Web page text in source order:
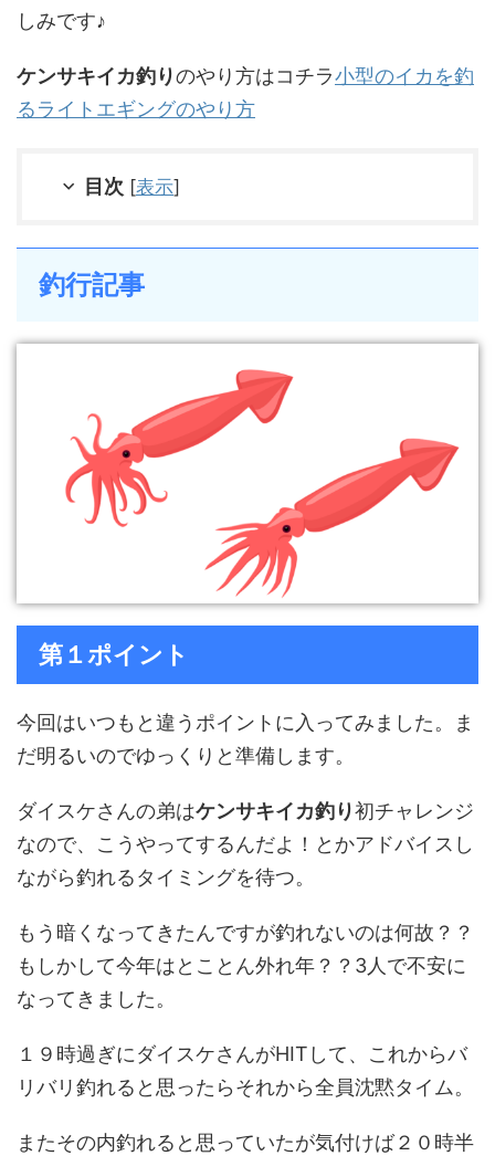
しみです♪
ケンサキイカ釣りのやり方はコチラ小型のイカを釣
るライトエギングのやり方
目次 [表示]
釣行記事
第１ポイント
今回はいつもと違うポイントに入ってみました。ま
だ明るいのでゆっくりと準備します。
ダイスケさんの弟はケンサキイカ釣り初チャレンジ
なので、こうやってするんだよ！とかアドバイスし
ながら釣れるタイミングを待つ。
もう暗くなってきたんですが釣れないのは何故？？
もしかして今年はとことん外れ年？？3人で不安に
なってきました。
１９時過ぎにダイスケさんがHITして、これからバ
リバリ釣れると思ったらそれから全員沈黙タイム。
またその内釣れると思っていたが気付けば２０時半